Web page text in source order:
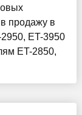
продажу в
ET-3950
ET-2850,